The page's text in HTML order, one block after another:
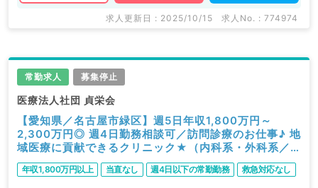
求人更新日 : 2025/10/15 求人No. : 774974
常勤求人 募集停止
医療法人社団 貞栄会
【愛知県／名古屋市緑区】週5日年収1,800万円～
2,300万円◎ 週4日勤務相談可／訪問診療のお仕事♪ 地
域医療に貢献できるクリニック★（内科系・外科系／
常勤）
年収1,800万円以上 当直なし 週4日以下の常勤勤務 救急対応なし